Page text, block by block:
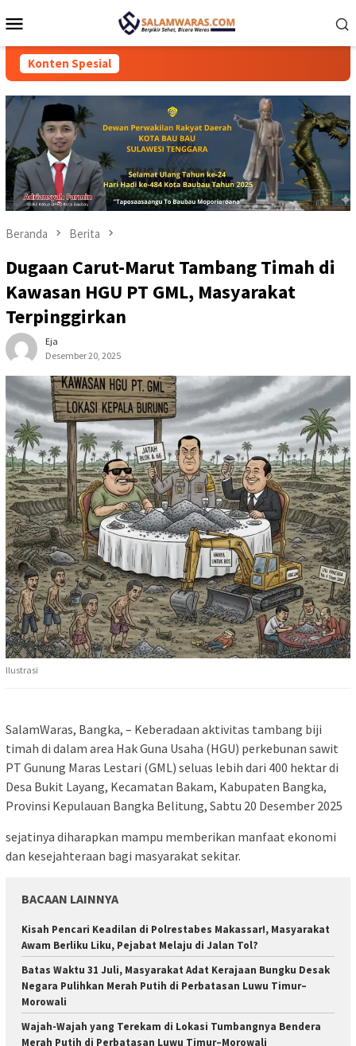
ke
Mobile
Konten Spesial
Beranda Berita
Dugaan Carut-Marut Tambang Timah di
Kawasan HGU PT GML, Masyarakat
Terpinggirkan
Eja
Desember 20, 2025
Ilustrasi
SalamWaras, Bangka, – Keberadaan aktivitas tambang biji
timah di dalam area Hak Guna Usaha (HGU) perkebunan sawit
PT Gunung Maras Lestari (GML) seluas lebih dari 400 hektar di
Desa Bukit Layang, Kecamatan Bakam, Kabupaten Bangka,
Provinsi Kepulauan Bangka Belitung, Sabtu 20 Desember 2025
sejatinya diharapkan mampu memberikan manfaat ekonomi
dan kesejahteraan bagi masyarakat sekitar.
BACAAN LAINNYA
Kisah Pencari Keadilan di Polrestabes Makassar!, Masyarakat
Awam Berliku Liku, Pejabat Melaju di Jalan Tol?
Batas Waktu 31 Juli, Masyarakat Adat Kerajaan Bungku Desak
Negara Pulihkan Merah Putih di Perbatasan Luwu Timur–
Morowali
Wajah-Wajah yang Terekam di Lokasi Tumbangnya Bendera
Merah Putih di Perbatasan Luwu Timur–Morowali